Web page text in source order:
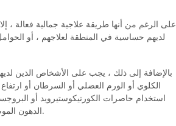
على الرغم من أنها طريقة علاجية جمالية فعالة ،
لديهم حساسية في المنطقة لعلاجهم ، أو
بالإضافة إلى ذلك ، يجب على الأشخاص الذين
الكلوي أو الورم العضلي أو السرطان أو
استخدام حاصرات الكورتيكوستيرويد أو
الدهون الموضعية. تحقق من خيارات العلاج الأخرى للدهون الموضعية.